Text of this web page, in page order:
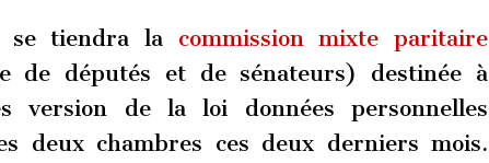
se tiendra la commission mixte paritaire
de députés et de sénateurs) destinée à
version de la loi données personnelles
deux chambres ces deux derniers mois.